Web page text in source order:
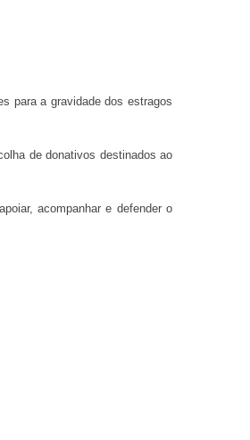
para a gravidade dos estragos
de donativos destinados ao
acompanhar e defender o